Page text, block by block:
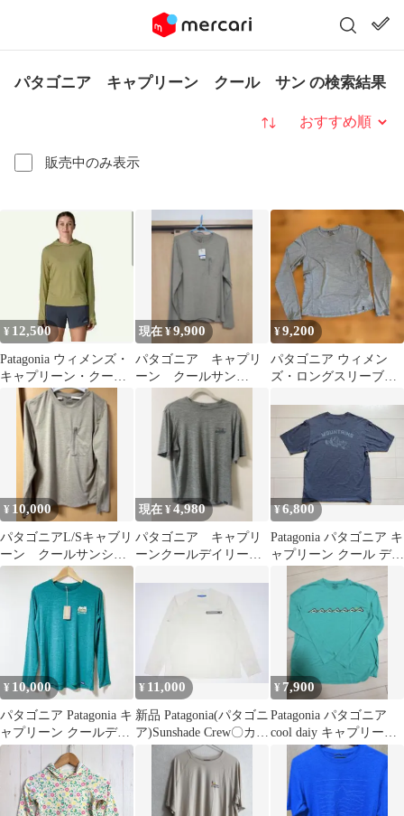
パタゴニア キャプリーン クール サン の検索結果
販売中のみ表示
並び替え
¥ 12,500
Patagonia ウィメンズ・
キャプリーン・クー
ル・サン・フーディS
現在 ¥9,900
パタゴニア キャプリ
ーン クールサン
44790SP26
¥9,200
パタゴニア ウィメン
ズ・ロングスリーブ・
ル・サン・シャツ S
¥ 10,000
パタゴニアL/Sキャブリ
ーン クールサンシャ
現在 ¥4,980
パタゴニア キャプリ
ーンクールデイリー
¥6,800
Patagonia パタゴニア キ
ャプリーン クール デイ
リー 美品
¥ 10,000
パタゴニア Patagonia キ
ャプリーン クールデイ
リー グラフィック S
¥ 11,000
新品 Patagonia(パタゴニ
ア)Sunshade Crew〇カッ
¥ 7,900
Patagonia パタゴニア
cool daiy キャプリー
ン クール